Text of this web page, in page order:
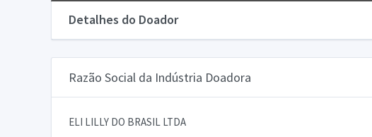
Detalhes do Doador
Razão Social da Indústria Doadora
ELI LILLY DO BRASIL LTDA